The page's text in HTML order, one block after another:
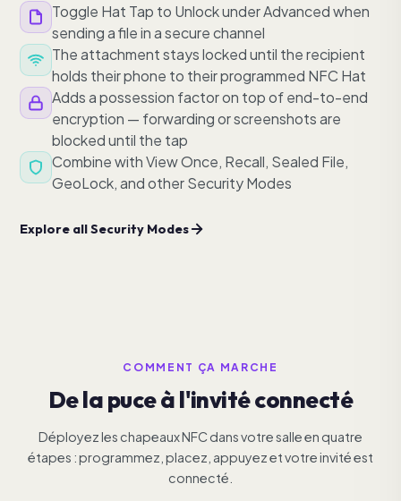
Toggle Hat Tap to Unlock under Advanced when
sending a file in a secure channel
The attachment stays locked until the recipient
holds their phone to their programmed NFC Hat
Adds a possession factor on top of end-to-end
encryption — forwarding or screenshots are
blocked until the tap
Combine with View Once, Recall, Sealed File,
GeoLock, and other Security Modes
Explore all Security Modes
COMMENT ÇA MARCHE
De la puce à l'invité connecté
Déployez les chapeaux NFC dans votre salle en quatre
étapes : programmez, placez, appuyez et votre invité est
connecté.